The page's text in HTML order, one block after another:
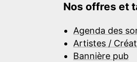
Nos offres et
Agenda des
Artistes /
Bannière pub